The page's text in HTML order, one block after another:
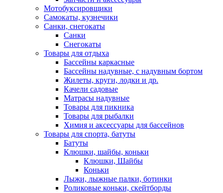
Мотобуксировщики
Самокаты, кузнечики
Санки, снегокаты
Санки
Снегокаты
Товары для отдыха
Бассейны каркасные
Бассейны надувные, с надувным бортом
Жилеты, круги, лодки и др.
Качели садовые
Матрасы надувные
Товары для пикника
Товары для рыбалки
Химия и аксессуары для бассейнов
Товары для спорта, батуты
Батуты
Клюшки, шайбы, коньки
Клюшки, Шайбы
Коньки
Лыжи, лыжные палки, ботинки
Роликовые коньки, скейтборды